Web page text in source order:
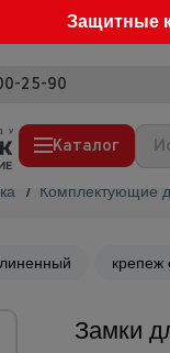
Защитные
25-90
Каталог
брезенты
/ Комплектующие
крепеж
Замки